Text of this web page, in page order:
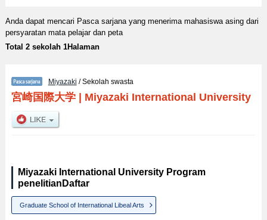
Anda dapat mencari Pasca sarjana yang menerima mahasiswa asing dari
persyaratan mata pelajar dan peta
Total 2 sekolah 1Halaman
Miyazaki / Sekolah swasta
宮崎国際大学| Miyazaki International University
Miyazaki International University Program
penelitianDaftar
Graduate School of International Libeal Arts